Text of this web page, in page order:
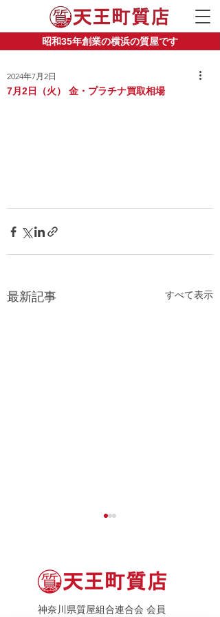
昭和35年創業の横浜の質屋です
7月2日（火） 金・プラチナ買取相場
2024年7月2日
最新記事 すべて表示
神奈川県質屋組合連合会 会員